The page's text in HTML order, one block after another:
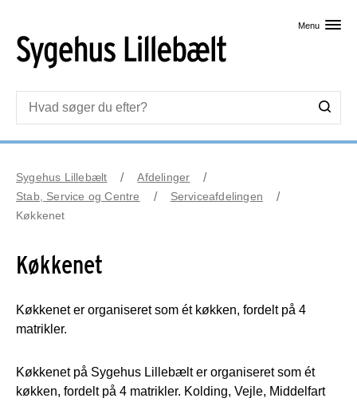
Menu
Sygehus Lillebælt
Afdelinger
Stab, Service og Centre
Serviceafdelingen
Køkkenet
Køkkenet
Køkkenet er organiseret som ét køkken, fordelt på 4
matrikler.
Køkkenet på Sygehus Lillebælt er organiseret som ét
køkken, fordelt på 4 matrikler. Kolding, Vejle, Middelfart